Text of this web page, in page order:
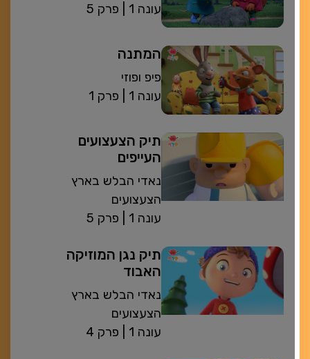
פרק 5
| עונה 1
המתנה
פיפ ופוזי
פרק 1
| עונה 1
תיק הצעצועים
העייפים
נאדי הבלש בארץ
הצעצועים
פרק 5
| עונה 1
תיק נגן המוזיקה
האבוד
נאדי הבלש בארץ
הצעצועים
פרק 4
| עונה 1